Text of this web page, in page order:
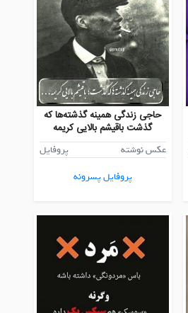
حاجی زندگی همینه گذشته‌ها که
گذشت باقیشم بالایی کریمه
عکس نوشته
پروفایل
پروفایل پسرونه